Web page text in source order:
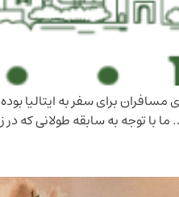
برای سفر به ایتالیا
با توجه به سابقه طولانی که